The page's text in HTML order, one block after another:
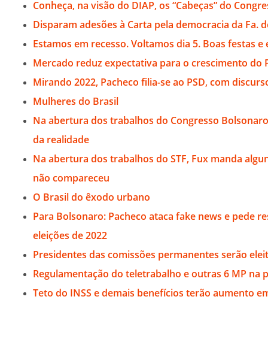
Conheça, na visão do DIAP, os “Cabeças” do
Disparam adesões à Carta pela democracia da Fa.
Estamos em recesso. Voltamos dia 5. Boas festas e
Mercado reduz expectativa para o crescimento do
Mirando 2022, Pacheco filia-se ao PSD, com
Mulheres do Brasil
Na abertura dos trabalhos do Congresso
da realidade
Na abertura dos trabalhos do STF, Fux manda
não compareceu
O Brasil do êxodo urbano
Para Bolsonaro: Pacheco ataca fake news e pede
eleições de 2022
Presidentes das comissões permanentes serão
Regulamentação do teletrabalho e outras 6 MP na
Teto do INSS e demais benefícios terão aumento